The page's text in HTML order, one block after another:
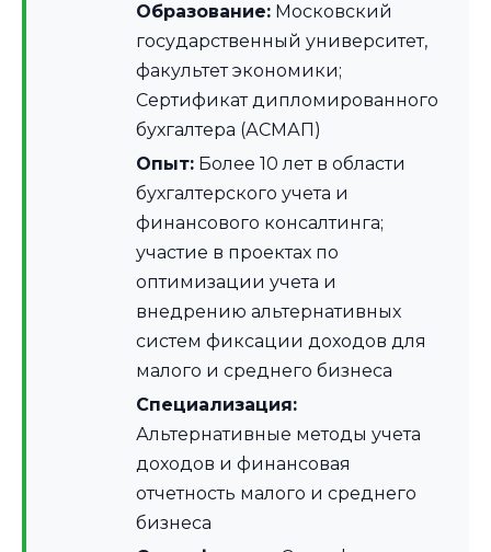
Образование: Московский
государственный университет,
факультет экономики;
Сертификат дипломированного
бухгалтера (АСМАП)
Опыт: Более 10 лет в области
бухгалтерского учета и
финансового консалтинга;
участие в проектах по
оптимизации учета и
внедрению альтернативных
систем фиксации доходов для
малого и среднего бизнеса
Специализация:
Альтернативные методы учета
доходов и финансовая
отчетность малого и среднего
бизнеса